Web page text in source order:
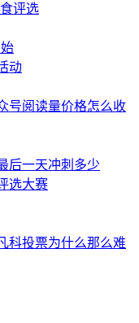
评选
动
号阅读量价格怎么收
后一天冲刺多少
选大赛
科投票为什么那么难